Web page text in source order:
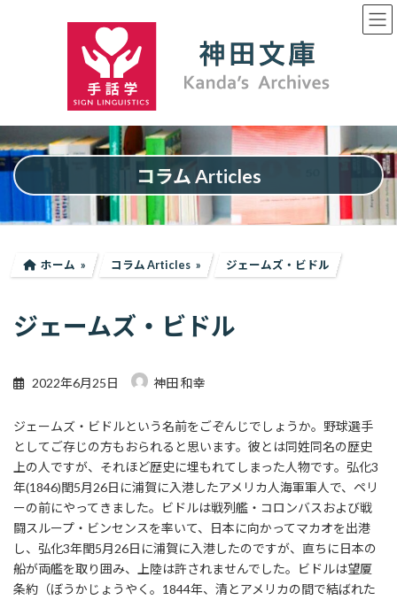
ッ
プ
移
動
コラム Articles
ホーム コラム Articles ジェームズ・ビドル
ジェームズ・ビドル
2022年6月25日 神田 和幸
ジェームズ・ビドルという名前をごぞんじでしょうか。野球選手
としてご存じの方もおられると思います。彼とは同姓同名の歴史
上の人ですが、それほど歴史に埋もれてしまった人物です。弘化3
年(1846)閏5月26日に浦賀に入港したアメリカ人海軍軍人で、ペリ
ーの前にやってきました。ビドルは戦列艦・コロンバスおよび戦
闘スループ・ビンセンスを率いて、日本に向かってマカオを出港
し、弘化3年閏5月26日に浦賀に入港したのですが、直ちに日本の
船が両艦を取り囲み、上陸は許されませんでした。ビドルは望厦
条約（ぼうかじょうやく。1844年、清とアメリカの間で結ばれた